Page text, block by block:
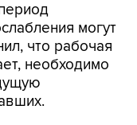
могут
что рабочая
необходимо